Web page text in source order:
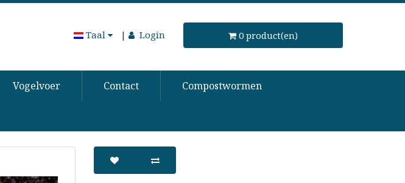
Taal | Login 0 product(en)
Vogelvoer Contact Compostwormen